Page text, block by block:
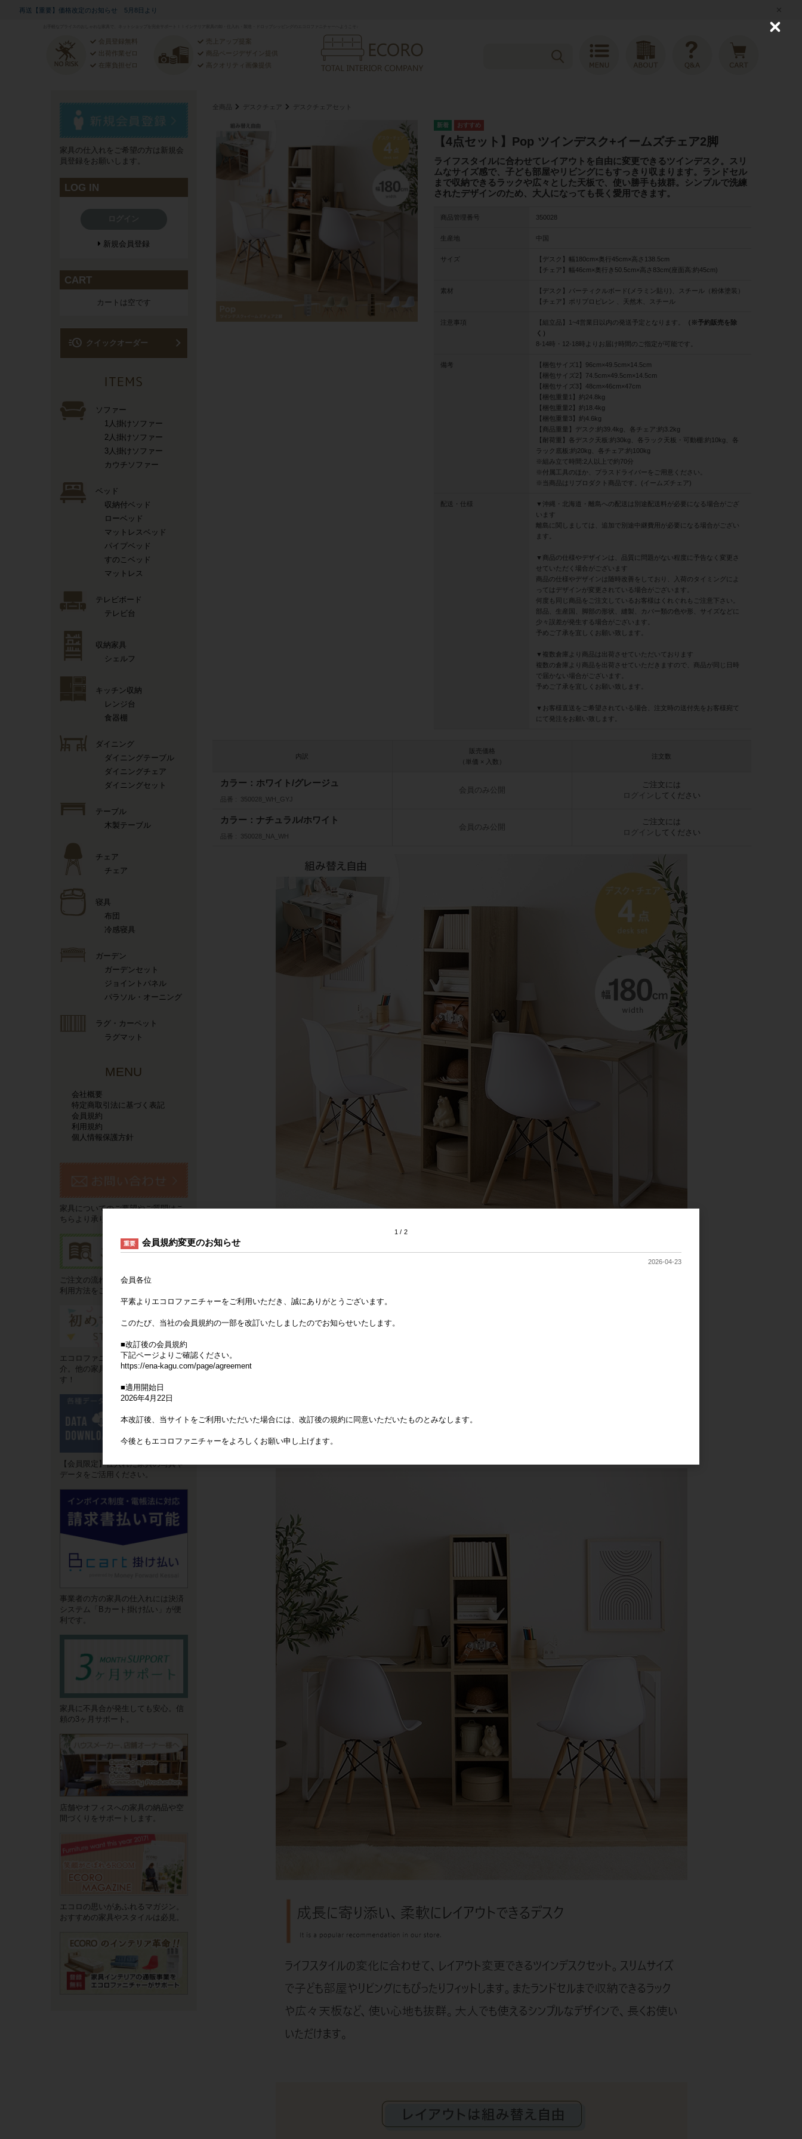
再送【重要】価格改定のお知らせ 5月8日より
会員登録無料
出荷作業ゼロ
在庫負担ゼロ
売上アップ提案
商品ページデザイン提供
高クオリティ画像提供
全商品 デスクチェア デスクチェアセット
【4点セット】Pop ツインデスク+イームズチェア2脚
ライフスタイルに合わせてレイアウトを自由に変更できるツインデスク。スリ
ムなサイズ感で、子ども部屋やリビングにもすっきり収まります。ランドセル
まで収納できるラックや広々とした天板で、使い勝手も抜群。シンプルで洗練
されたデザインのため、大人になっても長く愛用できます。
商品管理番号 350028
生産地 中国
サイズ
【デスク】幅180cm×奥行45cm×高さ138.5cm
【チェア】幅46cm×奥行き50.5cm×高さ83cm(座面高:約45cm)
素材
【デスク】パーティクルボード(メラミン貼り)、スチール（粉体塗装）
【チェア】ポリプロピレン 、天然木、スチール
注意事項 【組立品】1~4営業日以内の発送予定となります。
（※予約販売を除
く）
8-14時・12-18時よりお届け時間のご指定が可能です。
備考
【梱包サイズ1】96cm×49.5cm×14.5cm
【梱包サイズ2】74.5cm×49.5cm×14.5cm
【梱包サイズ3】48cm×46cm×47cm
【梱包重量1】約24.8kg
【梱包重量2】約18.4kg
【梱包重量3】約4.6kg
【商品重量】デスク:約39.4kg、各チェア:約3.2kg
【耐荷重】各デスク天板:約30kg、各ラック天板・可動棚:約10kg、各
ラック底板:約20kg、各チェア:約100kg
※組み立て時間:2人以上で約70分
※付属工具のほか、プラスドライバーをご用意ください。
※当商品はリプロダクト商品です。(イームズチェア)
配送・仕様
▼沖縄・北海道・離島への配送は別途配送料が必要になる場合がござ
います
離島に関しましては、追加で別途中継費用が必要になる場合がござい
ます。
▼商品の仕様やデザインは、品質に問題がない程度に予告なく変更さ
せていただく場合がございます
商品の仕様やデザインは随時改善をしており、入荷のタイミングによ
ってはデザインが変更されている場合がございます。
何度も同じ商品をご注文しているお客様はくれぐれもご注意下さい。
部品、生産国、脚部の形状、縫製、カバー類の色や形、サイズなどに
少々誤差が発生する場合がございます。
予めご了承を宜しくお願い致します。
▼複数倉庫より商品は出荷させていただいております
複数の倉庫より商品を出荷させていただきますので、商品が同じ日時
で届かない場合がございます。
予めご了承を宜しくお願い致します。
▼お客様直送をご希望されている場合、注文時の送付先をお客様宛て
にて発注をお願い致します。
内訳
販売価格
（単価 × 入数）
注文数
カラー：ホワイト/グレージュ
品番 350028_WH_GYJ
会員のみ公開
ご注文には
ログイン してください
カラー：ナチュラル/ホワイト
品番 350028_NA_WH
会員のみ公開
ご注文には
ログイン してください
家具の仕入れをご希望の方は新規会
員登録をお願いします。
LOG IN
新規会員登録
CART
カートは空です
acute クイックオーダー
ソファー
1人掛けソファー
2人掛けソファー
3人掛けソファー
カウチソファー
ベッド
収納付ベッド
ローベッド
マットレスベッド
パイプベッド
すのこベッド
マットレス
テレビボード
テレビ台
収納家具
シェルフ
キッチン収納
レンジ台
食器棚
ダイニング
ダイニングテーブル
ダイニングチェア
ダイニングセット
テーブル
木製テーブル
チェア
チェア
寝具
布団
冷感寝具
ガーデン
ガーデンセット
ジョイントパネル
パラソル・オーニング
ラグ・カーペット
ラグマット
MENU
会社概要
特定商取引法に基づく表記
会員規約
利用規約
個人情報保護方針
家具についてのご要望やご質問はこ
ちらより承ります。
ご注文の流れやお支払い方法などご
利用方法をご説明いたします。
エコロファニチャーの"強み"をご紹
介。他の家具卸サイトとは違いま
す！
【会員限定】仕入れた家具の写真や
データをご活用ください。
事業者の方の家具の仕入れには決済
システム「Bカート掛け払い」が便
利です。
家具に不具合が発生しても安心。信
頼の3ヶ月サポート。
店舗やオフィスへの家具の納品や空
間づくりをサポートします。
エコロの思いがあふれるマガジン。
おすすめの家具やスタイルは必見。
1 2
重要 会員規約変更のお知らせ
2026-04-23
会員各位
平素よりエコロファニチャーをご利用いただき、誠にありがとうございます。
このたび、当社の会員規約の一部を改訂いたしましたのでお知らせいたします。
■改訂後の会員規約
下記ページよりご確認ください。
https://ena-kagu.com/page/agreement
■適用開始日
2026年4月22日
本改訂後、当サイトをご利用いただいた場合には、改訂後の規約に同意いただいたものとみなします。
今後ともエコロファニチャーをよろしくお願い申し上げます。
C